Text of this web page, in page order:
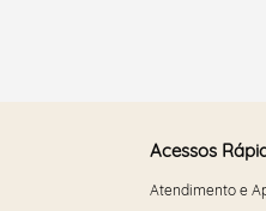
Acessos
Atendimento e